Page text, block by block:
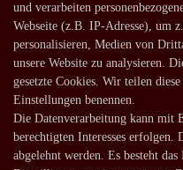
und verarbeiten
Webseite (z.B. IP-Adresse), um
personalisieren, Medien von
unsere Website zu analysieren.
gesetzte Cookies. Wir teilen
Einstellungen benennen.
Die Datenverarbeitung kann mit
berechtigten Interesses
abgelehnt werden. Es besteht